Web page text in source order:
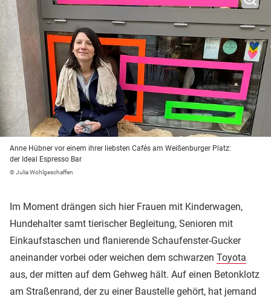
Anne Hübner vor einem ihrer liebsten Cafés am Weißenburger Platz:
der Ideal Espresso Bar
© Julia Wohlgeschaffen
Im Moment drängen sich hier Frauen mit Kinderwagen,
Hundehalter samt tierischer Begleitung, Senioren mit
Einkaufstaschen und flanierende Schaufenster-Gucker
aneinander vorbei oder weichen dem schwarzen Toyota
aus, der mitten auf dem Gehweg hält. Auf einen Betonklotz
am Straßenrand, der zu einer Baustelle gehört, hat jemand